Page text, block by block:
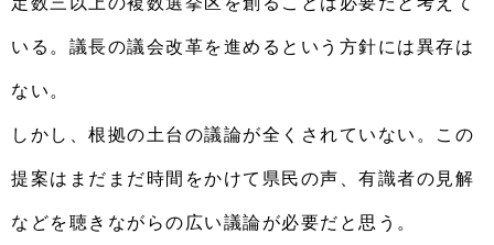
いる。議長の議会改革を進めるという方針には異存は
ない。
しかし、根拠の土台の議論が全くされていない。この
提案はまだまだ時間をかけて県民の声、有識者の見解
などを聴きながらの広い議論が必要だと思う。